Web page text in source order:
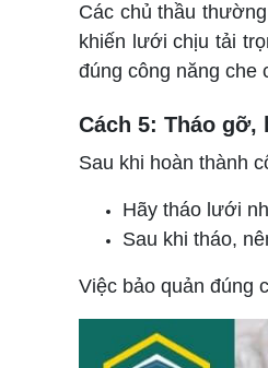
Các chủ thầu
khiến lưới chịu tải
đúng công năng che
Cách 5: Tháo gỡ,
Sau khi hoàn thành
Hãy tháo lưới
Sau khi tháo,
Việc bảo quản đúng